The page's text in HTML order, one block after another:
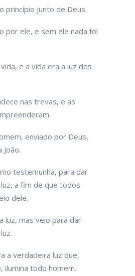
princípio junto de Deus.
por ele, e sem ele nada foi
e a vida era a luz dos
nas trevas, e as
enviado por Deus,
João.
testemunha, para dar
a fim de que todos
dele.
luz, mas veio para dar
a verdadeira luz que,
ilumina todo homem.